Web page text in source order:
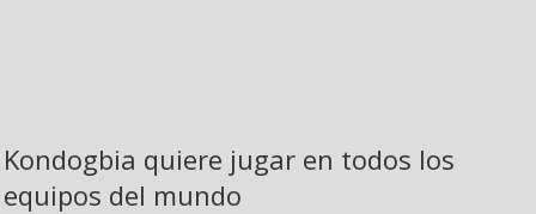
Kondogbia quiere jugar en todos los
equipos del mundo